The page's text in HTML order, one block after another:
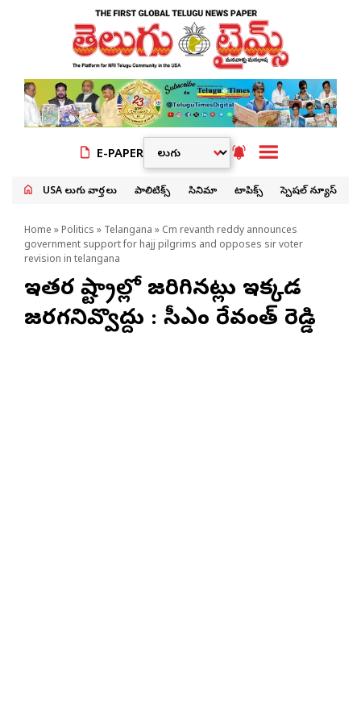
E-PAPER
USA తెలుగు వార్తలు పాలిటిక్స్ సినిమా టాపిక్స్ స్పెషల్ న్యూస్
Home » Politics » Telangana » Cm revanth reddy announces
government support for hajj pilgrims and opposes sir voter
revision in telangana
ఇతర రాష్ట్రాల్లో జరిగినట్లు ఇక్కడ
జరగనివ్వొద్దు : సీఎం రేవంత్ రెడ్డి